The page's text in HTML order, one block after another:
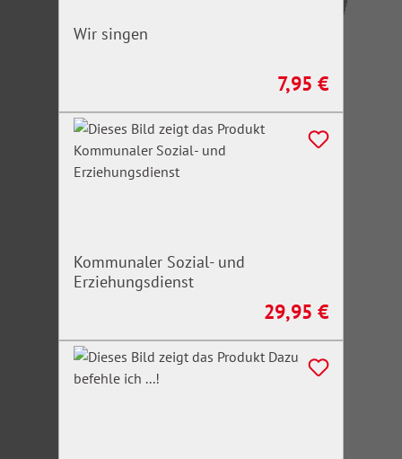
Wir singen
Regulärer Preis:
7,95 €
Kommunaler Sozial- und
Erziehungsdienst
Regulärer Preis:
29,95 €